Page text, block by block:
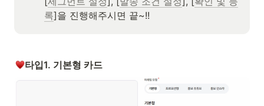
록]을 진행해주시면 끝~!!
타입1. 기본형 카드